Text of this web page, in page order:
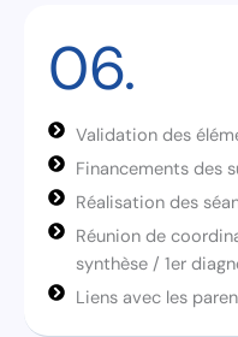
06.
Validation des
Financements des
Réalisation des
Réunion de
synthèse / 1er
Liens avec les